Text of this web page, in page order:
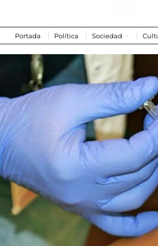
Portada Política Sociedad